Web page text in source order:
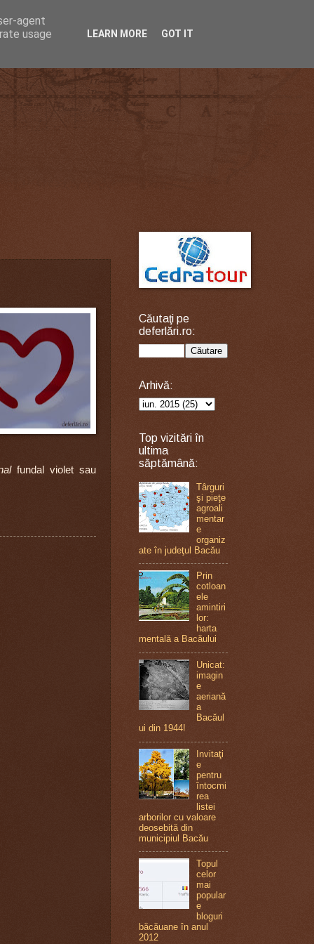
fundal violet sau
Căutaţi pe
deferlări.ro:
Arhivă:
Top vizitări în
ultima
săptămână:
Târguri
şi pieţe
agroali
mentar
e
organiz
ate în judeţul Bacău
Prin
cotloan
ele
amintiri
lor:
harta
mentală a Bacăului
Unicat:
imagin
e
aeriană
a
Bacăul
ui din 1944!
Invitaţi
e
pentru
întocmi
rea
listei
arborilor cu valoare
deosebită din
municipiul Bacău
Topul
celor
mai
popular
e
bloguri
băcăuane în anul
2012
agent
usage
LEARN MORE GOT IT